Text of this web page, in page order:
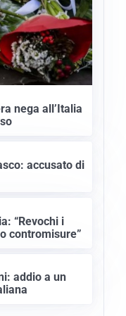
nega all’Italia
accusato di
“Revochi i
contromisure”
addio a un